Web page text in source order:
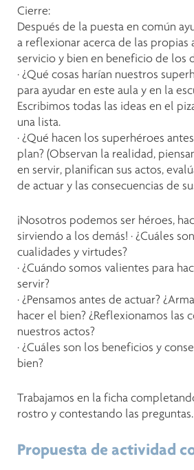
Cierre:
Después de la puesta en común
a reflexionar acerca de las propias
servicio y bien en beneficio de los
∙ ¿Qué cosas harían nuestros
para ayudar en este aula y en la
Escribimos todas las ideas en el
una lista.
∙ ¿Qué hacen los superhéroes
plan? (Observan la realidad,
en servir, planifican sus actos,
de actuar y las consecuencias de
¡Nosotros podemos ser héroes,
sirviendo a los demás! ∙ ¿Cuáles
cualidades y virtudes?
∙ ¿Cuándo somos valientes para
servir?
∙ ¿Pensamos antes de actuar?
hacer el bien? ¿Reflexionamos las
nuestros actos?
∙ ¿Cuáles son los beneficios y
bien?
Trabajamos en la ficha
rostro y contestando las preguntas.
Propuesta de actividad